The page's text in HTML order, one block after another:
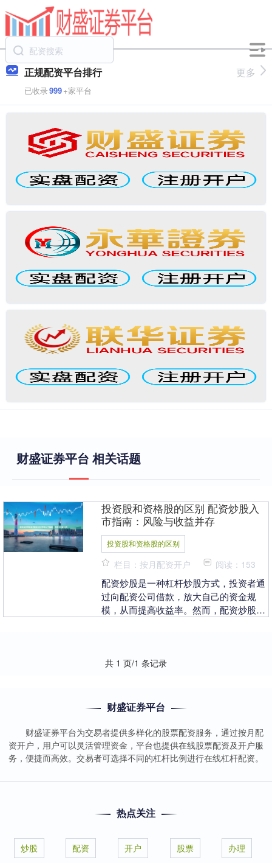
正规配资平台排行
已收录999+家平台
更多
财盛证券平台 相关话题
投资股和资格股的区别 配资炒股入
市指南：风险与收益并存
投资股和资格股的区别
栏目：按月配资开户 阅读：153
配资炒股是一种杠杆炒股方式，投资者通
过向配资公司借款，放大自己的资金规
模，从而提高收益率。然而，配资炒股也
共 1 页/1 条记录
财盛证券平台
财盛证券平台为交易者提供多样化的股票配资服务，通过按月配
资开户，用户可以灵活管理资金，平台也提供在线股票配资及开户服
务，便捷而高效。交易者可选择不同的杠杆比例进行在线杠杆配资。
热点关注
炒股 配资 开户 股票 办理